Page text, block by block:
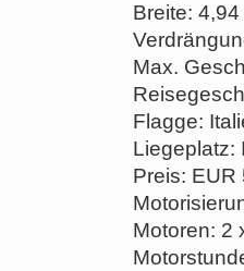
Breite: 4,94
Max.
Flagge:
Liegeplatz:
Preis: EUR
Motoren: 2